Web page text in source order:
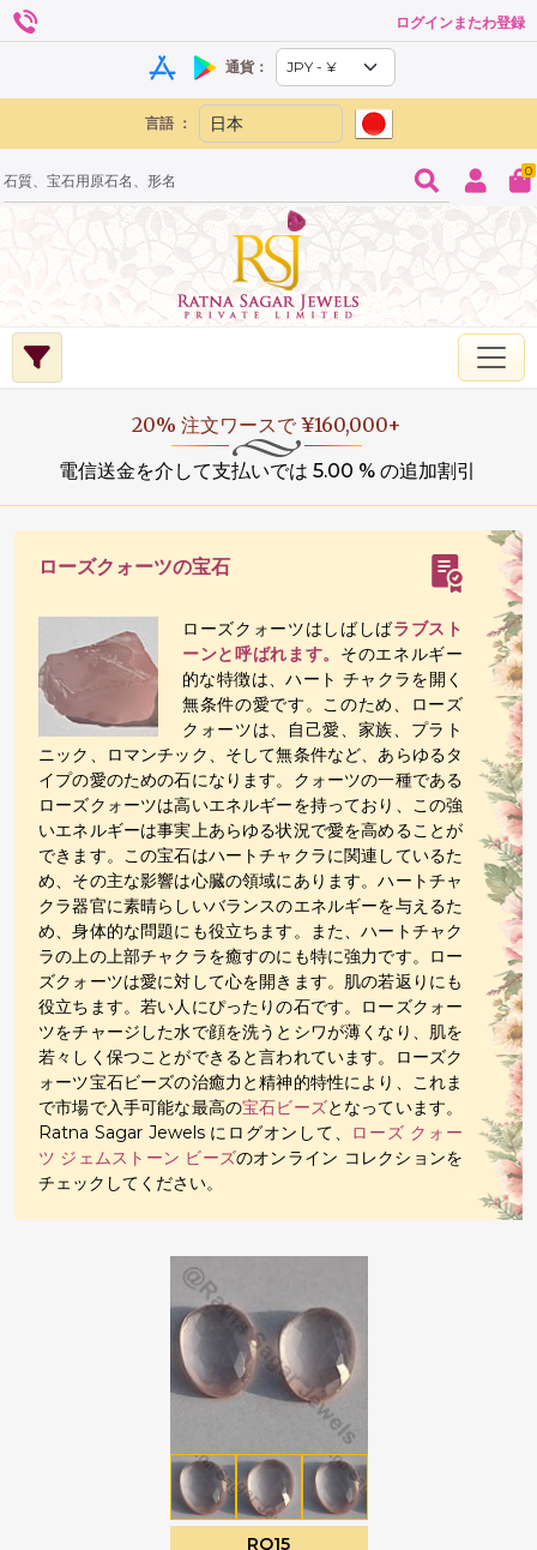
ログインまたわ登録
通貨：
言語 ：
0
20% 注文ワースで ¥160,000+
電信送金を介して支払いでは 5.00 % の追加割引
ローズクォーツの宝石
ローズクォーツはしばしばラブスト
ーンと呼ばれます。 そのエネルギー
的な特徴は、ハート チャクラを開く
無条件の愛です。このため、ローズ
クォーツは、自己愛、家族、プラト
ニック、ロマンチック、そして無条件など、あらゆるタ
イプの愛のための石になります。クォーツの一種である
ローズクォーツは高いエネルギーを持っており、この強
いエネルギーは事実上あらゆる状況で愛を高めることが
できます。この宝石はハートチャクラに関連しているた
め、その主な影響は心臓の領域にあります。ハートチャ
クラ器官に素晴らしいバランスのエネルギーを与えるた
め、身体的な問題にも役立ちます。また、ハートチャク
ラの上の上部チャクラを癒すのにも特に強力です。ロー
ズクォーツは愛に対して心を開きます。肌の若返りにも
役立ちます。若い人にぴったりの石です。ローズクォー
ツをチャージした水で顔を洗うとシワが薄くなり、肌を
若々しく保つことができると言われています。ローズク
ォーツ宝石ビーズの治癒力と精神的特性により、これま
で市場で入手可能な最高の宝石ビーズとなっています。
Ratna Sagar Jewels にログオンして、 ローズ クォー
ツ ジェムストーン ビーズのオンライン コレクションを
チェックしてください。
RQ15